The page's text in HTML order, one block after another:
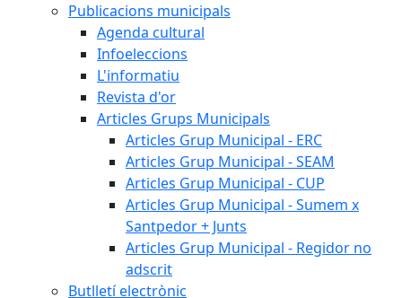
Publicacions municipals
Agenda cultural
Infoeleccions
L'informatiu
Revista d'or
Articles Grups Municipals
Articles Grup Municipal - ERC
Articles Grup Municipal - SEAM
Articles Grup Municipal - CUP
Articles Grup Municipal - Sumem x
Santpedor + Junts
Articles Grup Municipal - Regidor no
adscrit
Butlletí electrònic